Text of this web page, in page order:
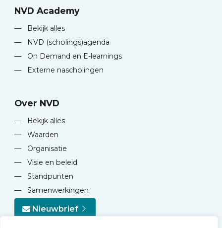
NVD Academy
—
Bekijk alles
—
NVD (scholings)agenda
—
On Demand en E-learnings
—
Externe nascholingen
Over NVD
—
Bekijk alles
—
Waarden
—
Organisatie
—
Visie en beleid
—
Standpunten
—
Samenwerkingen
Nieuwbrief